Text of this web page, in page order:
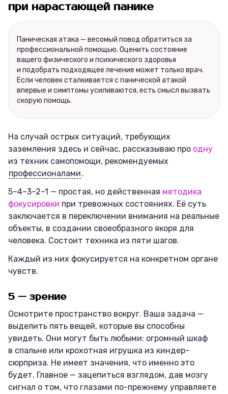
при нарастающей панике
Паническая атака — весомый повод обратиться за
профессиональной помощью. Оценить состояние
вашего физического и психического здоровья
и подобрать подходящее лечение может только врач.
Если человек сталкивается с панической атакой
впервые и симптомы усиливаются, есть смысл вызвать
скорую помощь.
На случай острых ситуаций, требующих
заземления здесь и сейчас, рассказываю про одну
из техник самопомощи, рекомендуемых
профессионалами.
5–4–3–2–1 — простая, но действенная методика
фокусировки при тревожных состояниях. Её суть
заключается в переключении внимания на реальные
объекты, в создании своеобразного якоря для
человека. Состоит техника из пяти шагов.
Каждый из них фокусируется на конкретном органе
чувств.
5 — зрение
Осмотрите пространство вокруг. Ваша задача —
выделить пять вещей, которые вы способны
увидеть. Они могут быть любыми: огромный шкаф
в спальне или крохотная игрушка из киндер-
сюрприза. Не имеет значения, что именно это
будет. Главное — зацепиться взглядом, дав мозгу
сигнал о том, что глазами по-прежнему управляете